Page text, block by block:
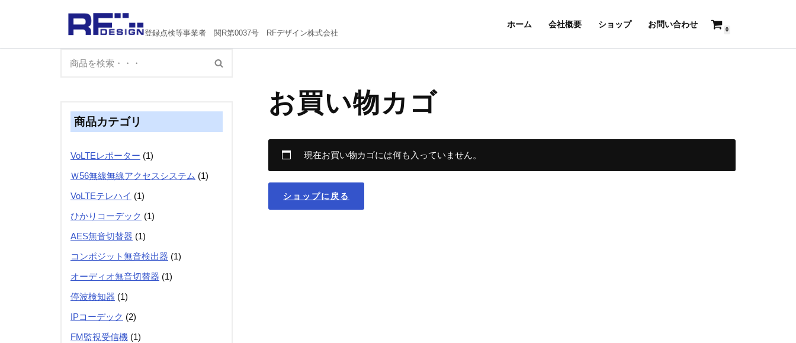
ン
登録点検等事業者 関R第0037号 RFデザイン株式会社
ホーム 会社概要 ショップ お問い合わせ
0
商品カテゴリ
VoLTEレポーター (1)
Ｗ56無線無線アクセスシステム (1)
VoLTEテレハイ (1)
ひかりコーデック (1)
AES無音切替器 (1)
コンポジット無音検出器 (1)
オーディオ無音切替器 (1)
停波検知器 (1)
IPコーデック (2)
FM監視受信機 (1)
お買い物カゴ
現在お買い物カゴには何も入っていません。
ショップに戻る